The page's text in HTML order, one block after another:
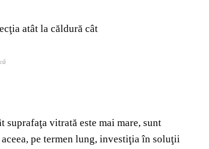
suprafaţa vitrată este mai mare, sunt
pe termen lung, investiţia în soluţii